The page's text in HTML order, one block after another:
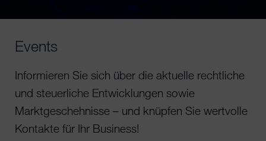
Events
Informieren Sie sich über die aktuelle rechtliche
und steuerliche Entwicklungen sowie
Marktgeschehnisse – und knüpfen Sie wertvolle
Kontakte für Ihr Business!